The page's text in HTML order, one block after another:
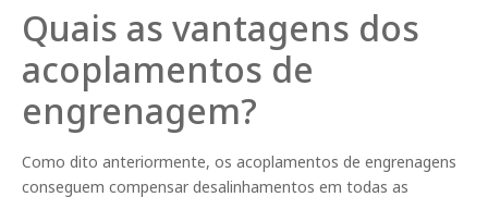
Quais as vantagens dos
acoplamentos de
engrenagem?
Como dito anteriormente, os acoplamentos de engrenagens
conseguem compensar desalinhamentos em todas as